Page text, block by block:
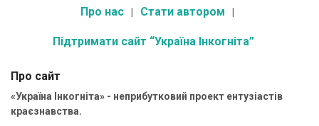
Про нас Стати автором
Підтримати сайт “Україна Інкогніта”
Про сайт
«Україна Інкогніта» - неприбутковий проект ентузіастів
краєзнавства.